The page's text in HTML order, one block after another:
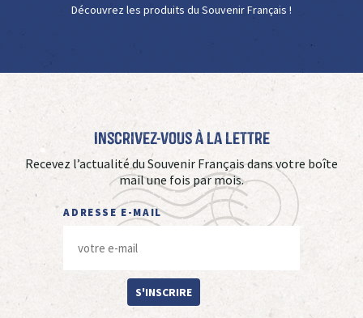
Découvrez les produits du Souvenir Français !
Inscrivez-vous à La Lettre
Recevez l’actualité du Souvenir Français dans votre boîte
mail une fois par mois.
ADRESSE E-MAIL
S'INSCRIRE